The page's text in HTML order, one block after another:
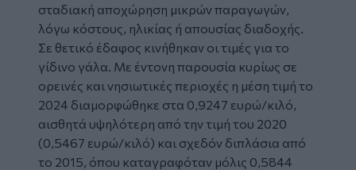
σταδιακή αποχώρηση μικρών παραγωγών,
λόγω κόστους, ηλικίας ή απουσίας διαδοχής.
Σε θετικό έδαφος κινήθηκαν οι τιμές για το
γίδινο γάλα. Με έντονη παρουσία κυρίως σε
ορεινές και νησιωτικές περιοχές η μέση τιμή το
2024 διαμορφώθηκε στα 0,9247 ευρώ/κιλό,
αισθητά υψηλότερη από την τιμή του 2020
(0,5467 ευρώ/κιλό) και σχεδόν διπλάσια από
το 2015, όπου καταγραφόταν μόλις 0,5844